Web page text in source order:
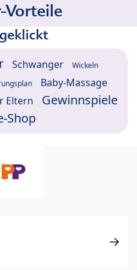
Vorteile
Schwanger Wickeln
Baby-Massage
Eltern
Gewinnspiele
Shop